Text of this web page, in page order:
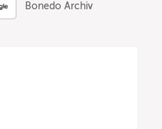
Bonedo Archiv